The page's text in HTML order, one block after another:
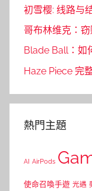
初雪樱: 线路与
哥布林维克：
Blade Ball：如
Haze Piece 完
熱門主題
AI AirPods
使命召喚手遊 光遇